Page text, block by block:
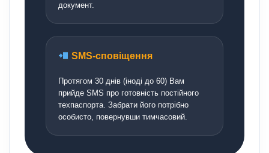
документ.
SMS-сповіщення
Протягом 30 днів (іноді до 60) Вам
прийде SMS про готовність постійного
техпаспорта. Забрати його потрібно
особисто, повернувши тимчасовий.